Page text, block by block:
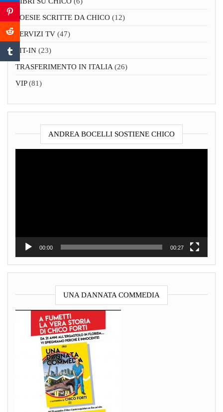
POESIE SCRITTE DA CHICO (12)
SERVIZI TV (47)
SIT-IN (23)
TRASFERIMENTO IN ITALIA (26)
VIP(81)
ANDREA BOCELLI SOSTIENE CHICO
00:00 00:27
UNA DANNATA COMMEDIA